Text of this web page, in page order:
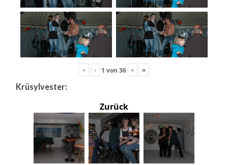
« ‹ 1 von36 › »
Krüsylvester:
Zurück